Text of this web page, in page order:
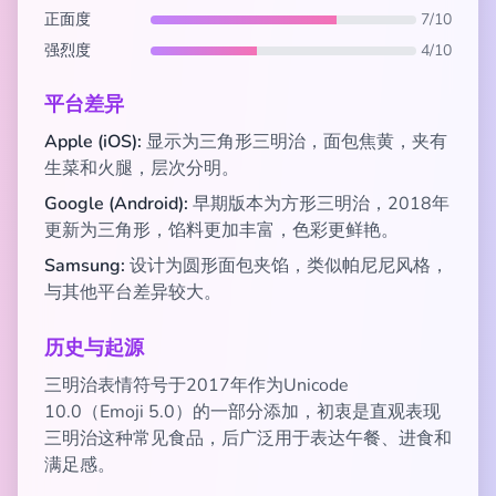
正面度
7/10
强烈度
4/10
平台差异
Apple (iOS): 显示为三角形三明治，面包焦黄，夹有
生菜和火腿，层次分明。
Google (Android): 早期版本为方形三明治，2018年
更新为三角形，馅料更加丰富，色彩更鲜艳。
Samsung: 设计为圆形面包夹馅，类似帕尼尼风格，
与其他平台差异较大。
历史与起源
三明治表情符号于2017年作为Unicode
10.0（Emoji 5.0）的一部分添加，初衷是直观表现
三明治这种常见食品，后广泛用于表达午餐、进食和
满足感。